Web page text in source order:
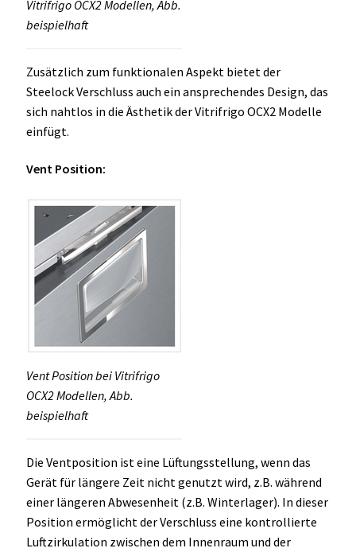
Vitrifrigo OCX2 Modellen, Abb.
beispielhaft
Zusätzlich zum funktionalen Aspekt bietet der
Steelock Verschluss auch ein ansprechendes Design, das
sich nahtlos in die Ästhetik der Vitrifrigo OCX2 Modelle
einfügt.
Vent Position:
Vent Position bei Vitrifrigo
OCX2 Modellen, Abb.
beispielhaft
Die Ventposition ist eine Lüftungsstellung, wenn das
Gerät für längere Zeit nicht genutzt wird, z.B. während
einer längeren Abwesenheit (z.B. Winterlager). In dieser
Position ermöglicht der Verschluss eine kontrollierte
Luftzirkulation zwischen dem Innenraum und der